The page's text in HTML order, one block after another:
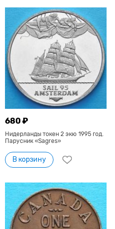
680 ₽
Нидерланды токен 2 экю 1995 год.
Парусник «Sagres»
В корзину